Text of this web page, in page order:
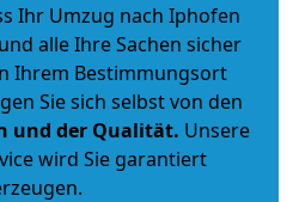
Ihr Umzug nach Iphofen
alle Ihre Sachen sicher
Ihrem Bestimmungsort
Sie sich selbst von den
und der Qualität. Unsere
wird Sie garantiert